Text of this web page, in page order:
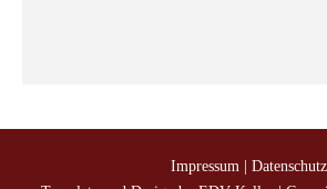
Impressum
Datenschutz